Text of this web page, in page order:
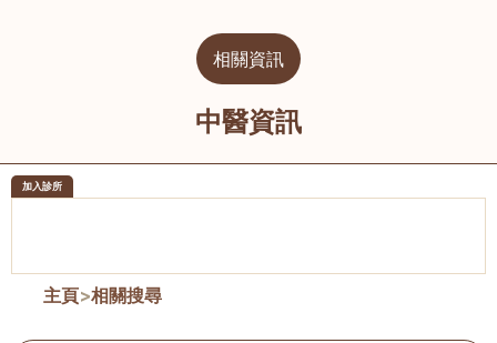
相關資訊
中醫資訊
加入診所
主頁>相關搜尋